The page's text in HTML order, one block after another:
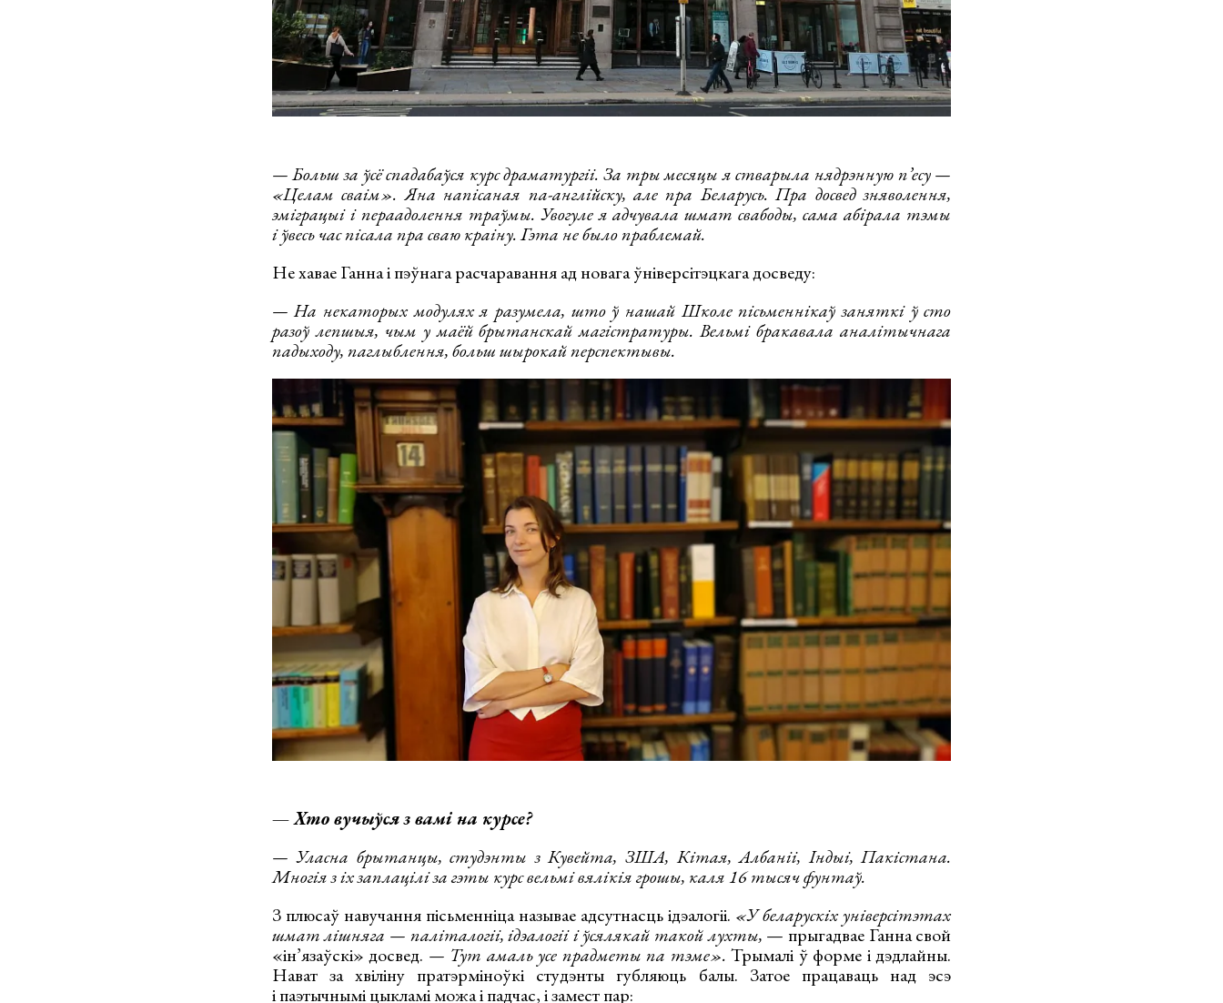
— Больш за ўсё спадабаўся курс драматургіі. За тры месяцы я стварыла нядрэнную п’есу —
«Целам сваім». Яна напісаная па-англійску, але пра Беларусь. Пра досвед зняволення,
эміграцыі і пераадолення траўмы. Увогуле я адчувала шмат свабоды, сама абірала тэмы
і ўвесь час пісала пра сваю краіну. Гэта не было праблемай.
Не хавае Ганна і пэўнага расчаравання ад новага ўніверсітэцкага досведу:
— На некаторых модулях я разумела, што ў нашай Школе пісьменнікаў заняткі ў сто
разоў лепшыя, чым у маёй брытанскай магістратуры. Вельмі бракавала аналітычнага
падыходу, паглыблення, больш шырокай перспектывы.
— Хто вучыўся з вамі на курсе?
— Уласна брытанцы, студэнты з Кувейта, ЗША, Кітая, Албаніі, Індыі, Пакістана.
Многія з іх заплацілі за гэты курс вельмі вялікія грошы, каля 16 тысяч фунтаў.
З плюсаў навучання пісьменніца называе адсутнасць ідэалогіі. «У беларускіх універсітэтах
шмат лішняга — паліталогіі, ідэалогіі і ўсялякай такой лухты, — прыгадвае Ганна свой
«ін’язаўскі» досвед. — Тут амаль усе прадметы па тэме». Трымалі ў форме і дэдлайны.
Нават за хвіліну пратэрміноўкі студэнты губляюць балы. Затое працаваць над эсэ
і паэтычнымі цыкламі можа і падчас, і замест пар: